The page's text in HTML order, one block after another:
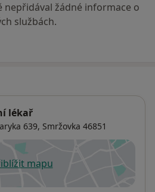
nepřidával žádné informace o
službách.
lékař
639, Smržovka 46851
mapu
se otevře v nové záložce